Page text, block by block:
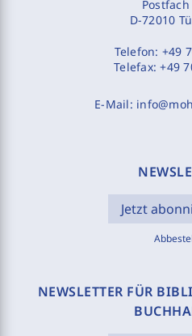
D-72010
Telefon: +49
Telefax:+49
E-Mail:
Jetzt
NEWSLETTER FÜR